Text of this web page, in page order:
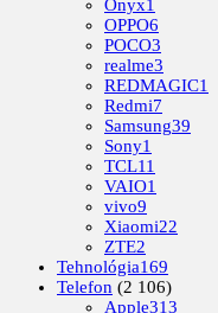
Onyx1
OPPO6
POCO3
realme3
REDMAGIC1
Redmi7
Samsung39
Sony1
TCL11
VAIO1
vivo9
Xiaomi22
ZTE2
Tehnológia169
Telefon (2 106)
Apple313